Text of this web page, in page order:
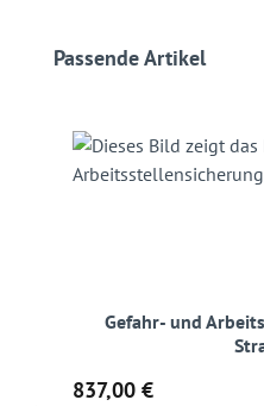
Produktgalerie
Passende Artikel
Gefahr- und
Regulärer Preis:
837,00 €